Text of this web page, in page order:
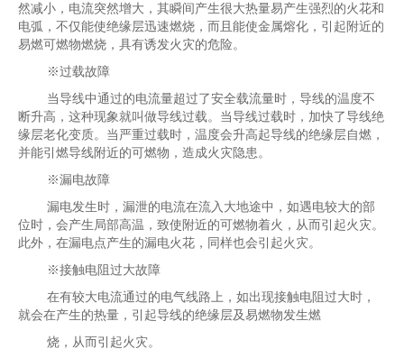
然减小，电流突然增大，其瞬间产生很大热量易产生强烈的火花和
电弧，不仅能使绝缘层迅速燃烧，而且能使金属熔化，引起附近的
易燃可燃物燃烧，具有诱发火灾的危险。
※过载故障
当导线中通过的电流量超过了安全载流量时，导线的温度不
断升高，这种现象就叫做导线过载。当导线过载时，加快了导线绝
缘层老化变质。当严重过载时，温度会升高起导线的绝缘层自燃，
并能引燃导线附近的可燃物，造成火灾隐患。
※漏电故障
漏电发生时，漏泄的电流在流入大地途中，如遇电较大的部
位时，会产生局部高温，致使附近的可燃物着火，从而引起火灾。
此外，在漏电点产生的漏电火花，同样也会引起火灾。
※接触电阻过大故障
在有较大电流通过的电气线路上，如出现接触电阻过大时，
就会在产生的热量，引起导线的绝缘层及易燃物发生燃
烧，从而引起火灾。